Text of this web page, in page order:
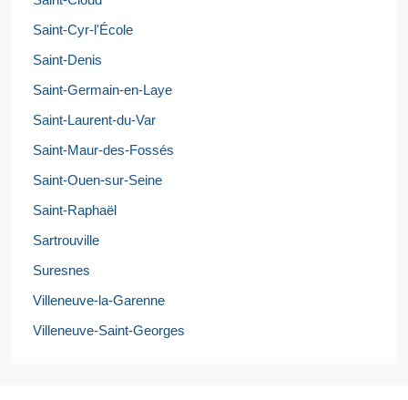
Saint-Cyr-l'École
Saint-Denis
Saint-Germain-en-Laye
Saint-Laurent-du-Var
Saint-Maur-des-Fossés
Saint-Ouen-sur-Seine
Saint-Raphaël
Sartrouville
Suresnes
Villeneuve-la-Garenne
Villeneuve-Saint-Georges